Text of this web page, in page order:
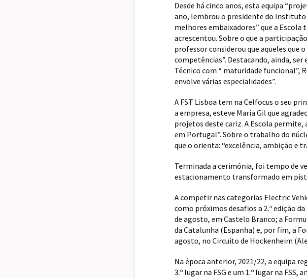
Desde há cinco anos, esta equipa
ano, lembrou o presidente do Instituto
melhores embaixadores” que a Escola
acrescentou. Sobre o que a
professor considerou que aqueles que
competências”. Destacando, ainda,
Técnico com “ maturidade funcional”,
envolve várias especialidades”.
A FST Lisboa tem na Celfocus o seu
a empresa, esteve Maria Gil que
projetos deste cariz. A Escola
em Portugal”. Sobre o trabalho do
que o orienta: “excelência, ambição e
Terminada a cerimónia, foi tempo de
estacionamento transformado em
A competir nas categorias Electric
como próximos desafios a 2.ª edição
de agosto, em Castelo Branco; a
da Catalunha (Espanha) e, por fim, a
agosto, no Circuito de Hockenheim
Na época anterior, 2021/22, a equipa
3.º lugar na FSG e um 1.º lugar na FSS,